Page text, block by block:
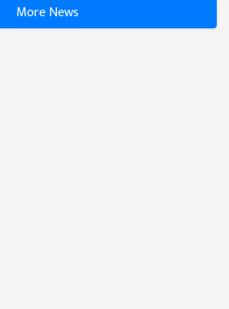
More News